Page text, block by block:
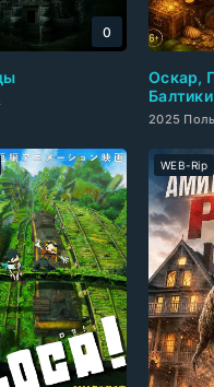
0
Оскар,
Балтики
2025
WEB-Rip